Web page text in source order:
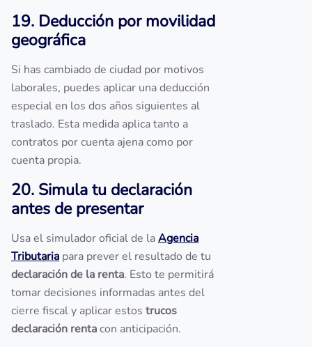
19. Deducción por movilidad
geográfica
Si has cambiado de ciudad por motivos
laborales, puedes aplicar una deducción
especial en los dos años siguientes al
traslado. Esta medida aplica tanto a
contratos por cuenta ajena como por
cuenta propia.
20. Simula tu declaración
antes de presentar
Usa el simulador oficial de laAgencia
Tributaria para prever el resultado de tu
declaración de la renta. Esto te permitirá
tomar decisiones informadas antes del
cierre fiscal y aplicar estos trucos
declaración rentacon anticipación.